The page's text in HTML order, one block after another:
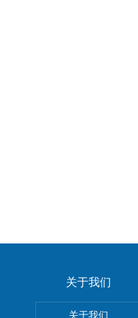
关于我们
关于我们